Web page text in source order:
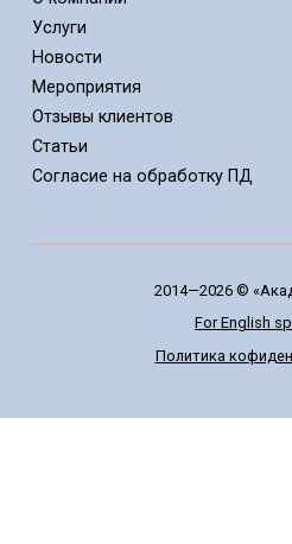
Услуги
Новости
Мероприятия
Отзывы клиентов
Статьи
Cогласие на обработку ПД
2014—2026 ©
For English
Политика